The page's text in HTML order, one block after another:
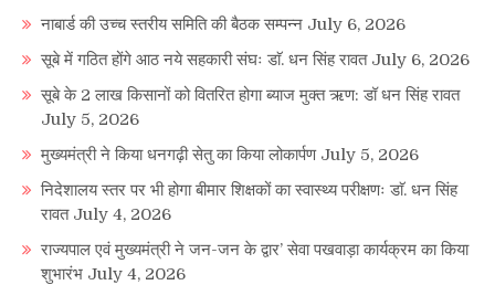
नाबार्ड की उच्च स्तरीय समिति की बैठक सम्पन्न July 6, 2026
सूबे में गठित होंगे आठ नये सहकारी संघः डाॅ. धन सिंह रावत July 6, 2026
सूबे के 2 लाख किसानों को वितरित होगा ब्याज मुक्त ऋण: डॉ धन सिंह रावत
July 5, 2026
मुख्यमंत्री ने किया धनगढ़ी सेतु का किया लोकार्पण July 5, 2026
निदेशालय स्तर पर भी होगा बीमार शिक्षकों का स्वास्थ्य परीक्षणः डाॅ. धन सिंह
रावत July 4, 2026
राज्यपाल एवं मुख्यमंत्री ने जन-जन के द्वार’ सेवा पखवाड़ा कार्यक्रम का किया
शुभारंभ July 4, 2026